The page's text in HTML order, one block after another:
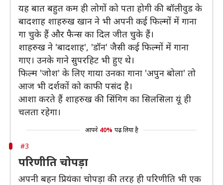
यह बात बहुत कम ही लोगों को पता होगी की बॉलीवुड के
बादशाह शाहरुख खान ने भी अपनी कई फिल्मों में गाना
गा चुके हैं और फैन्स का दिल जीत चुके हैं।
शाहरुख ने 'बादशाह', 'डॉन' जैसी कई फिल्मों में गाना
गाए। उनके गाने सुपरहिट भी हुए थे।
फिल्म 'जोश' के लिए गाया उनका गाना 'अपुन बोला' तो
आज भी दर्शकों को काफी पसंद है।
आशा करते हैं शाहरुख की सिंगिग का सिलसिला यूं ही
चलता रहेगा।
आपने 40% पढ़ लिया है
#3
परिणीति चोपड़ा
अपनी बहन प्रियंका चोपड़ा की तरह ही परिणीति भी एक